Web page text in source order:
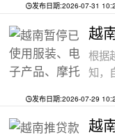
发布日期:2026-07-31
根据
知，
发布日期:2026-07-29